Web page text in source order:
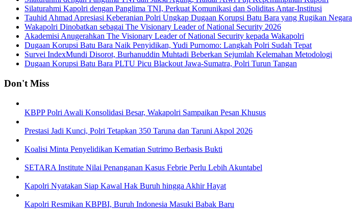
Silaturahmi Kapolri dengan Panglima TNI, Perkuat Komunikasi dan Soliditas Antar-Institusi
Tauhid Ahmad Apresiasi Keberanian Polri Ungkap Dugaan Korupsi Batu Bara yang Rugikan Negara
Wakapolri Dinobatkan sebagai The Visionary Leader of National Security 2026
Akademisi Anugerahkan The Visionary Leader of National Security kepada Wakapolri
Dugaan Korupsi Batu Bara Naik Penyidikan, Yudi Purnomo: Langkah Polri Sudah Tepat
Survei IndexMundi Disorot, Burhanuddin Muhtadi Beberkan Sejumlah Kelemahan Metodologi
Dugaan Korupsi Batu Bara PLTU Picu Blackout Jawa-Sumatra, Polri Turun Tangan
Don't Miss
KBPP Polri Awali Konsolidasi Besar, Wakapolri Sampaikan Pesan Khusus
Prestasi Jadi Kunci, Polri Tetapkan 350 Taruna dan Taruni Akpol 2026
Koalisi Minta Penyelidikan Kematian Sutrimo Berbasis Bukti
SETARA Institute Nilai Penanganan Kasus Febrie Perlu Lebih Akuntabel
Kapolri Nyatakan Siap Kawal Hak Buruh hingga Akhir Hayat
Kapolri Resmikan KBPBI, Buruh Indonesia Masuki Babak Baru